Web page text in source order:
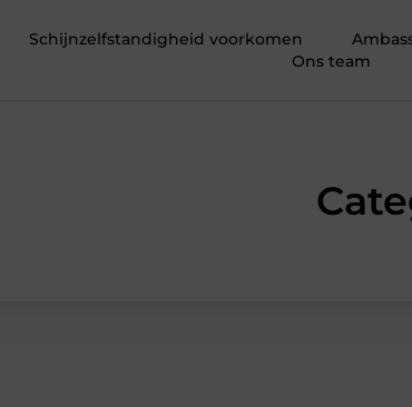
Schijnzelfstandigheid voorkomen
Ons team